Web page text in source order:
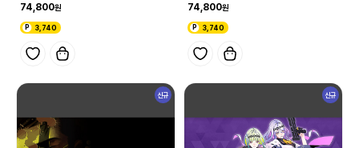
74,800
3,740
EMASTER Digital Deluxe Edition)
74,800
3,740
신규 신규